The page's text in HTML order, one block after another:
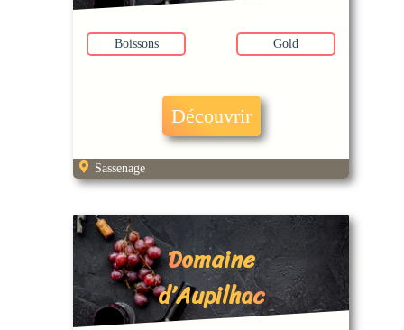
Boissons Gold
Découvrir
Sassenage
Domaine
d’Aupilhac